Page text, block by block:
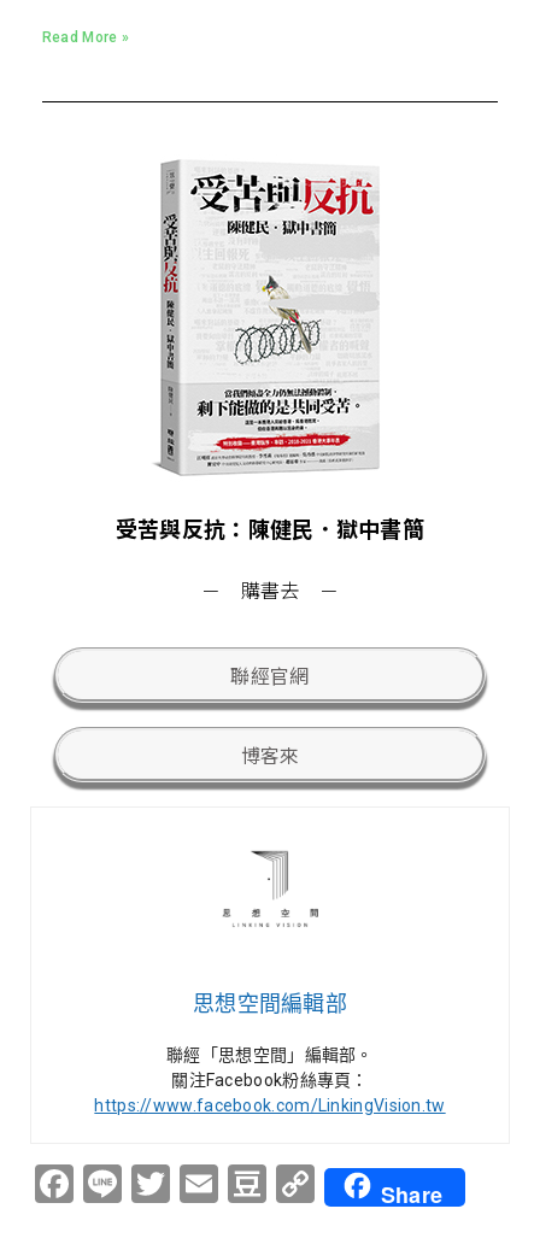
Read More »
受苦與反抗：陳健民．獄中書簡
－ 購書去 －
聯經官網
博客來
思想空間編輯部
聯經「思想空間」編輯部。
關注Facebook粉絲專頁：
https://www.facebook.com/LinkingVision.tw
Facebook
LineTwitter
EmailDouban
Copy
Link
Share